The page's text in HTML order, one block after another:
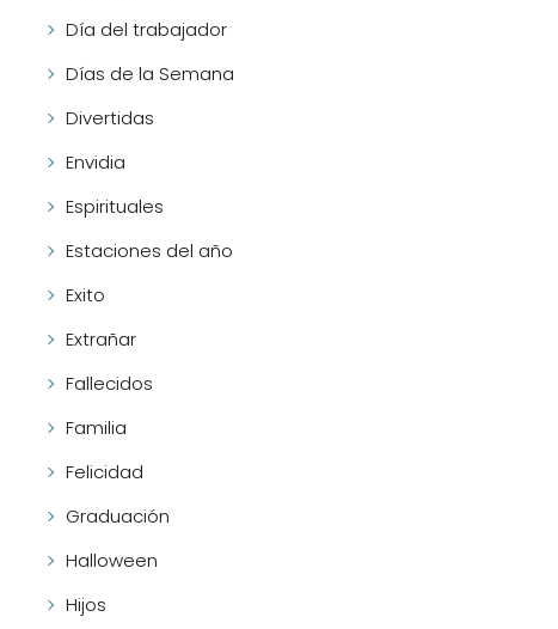
Día del trabajador
Días de la Semana
Divertidas
Envidia
Espirituales
Estaciones del año
Exito
Extrañar
Fallecidos
Familia
Felicidad
Graduación
Halloween
Hijos